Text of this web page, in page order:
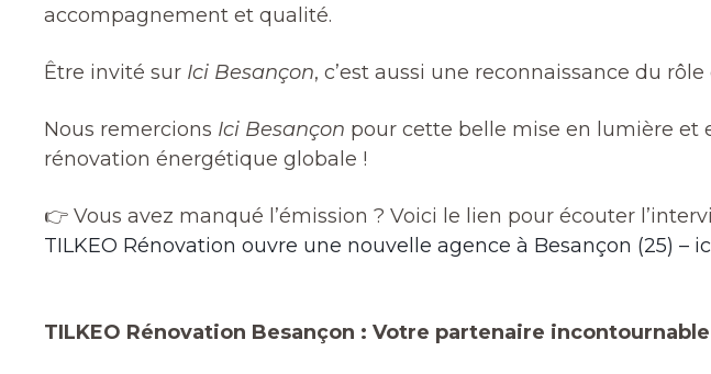
accompagnement et qualité.
Être invité sur Ici Besançon, c’est aussi une reconnaissance du
Nous remercions Ici Besançon pour cette belle mise en lumière et
rénovation énergétique globale !
👉 Vous avez manqué l’émission ? Voici le lien pour écouter
TILKEO Rénovation ouvre une nouvelle agence à Besançon (25) –
TILKEO Rénovation Besançon : Votre partenaire